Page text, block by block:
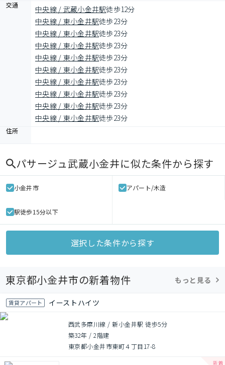
交通 中央線 / 武蔵小金井駅徒歩12分
中央線 / 東小金井駅徒歩23分
中央線 / 東小金井駅徒歩23分
中央線 / 東小金井駅徒歩23分
中央線 / 東小金井駅徒歩23分
中央線 / 東小金井駅徒歩23分
中央線 / 東小金井駅徒歩23分
中央線 / 東小金井駅徒歩23分
中央線 / 東小金井駅徒歩23分
中央線 / 東小金井駅徒歩23分
住所
パサージュ武蔵小金井に似た条件から探す
小金井市 アパート/木造
駅徒歩15分以下
選択した条件から探す
東京都小金井市の新着物件 もっと見る
賃貸アパート イーストハイツ
西武多摩川線 / 新小金井駅 徒歩5分
築32年 /2階建
東京都小金井市東町４丁目17-8